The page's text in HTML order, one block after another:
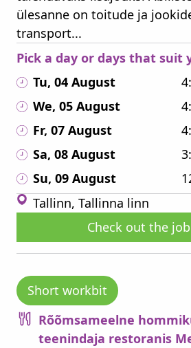
ülesanne on toitude ja
transport...
Pick a day or days that suit
Tu, 04 August
We, 05 August
Fr, 07 August
Sa, 08 August
Su, 09 August
Tallinn, Tallinna linn
Check out the
Short workbit
Rõõmsameelne
teenindaja restoranis